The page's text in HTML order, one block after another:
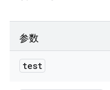
参数
test